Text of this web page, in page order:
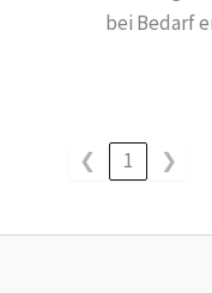
bei Bedarf
❮ 1 ❯